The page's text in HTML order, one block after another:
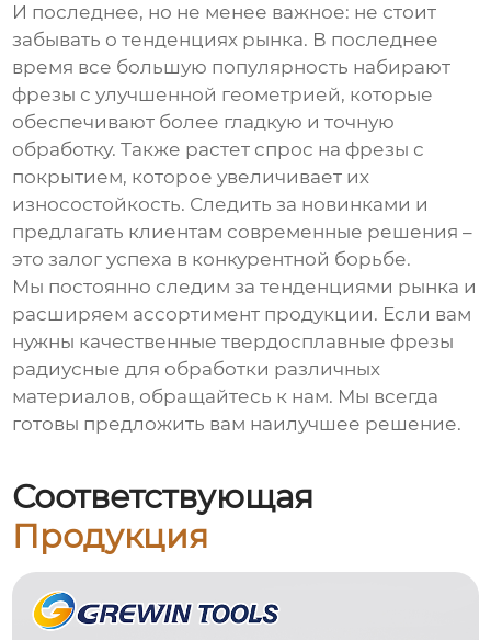
И последнее, но не менее важное: не стоит
забывать о тенденциях рынка. В последнее
время все большую популярность набирают
фрезы с улучшенной геометрией, которые
обеспечивают более гладкую и точную
обработку. Также растет спрос на фрезы с
покрытием, которое увеличивает их
износостойкость. Следить за новинками и
предлагать клиентам современные решения –
это залог успеха в конкурентной борьбе.
Мы постоянно следим за тенденциями рынка и
расширяем ассортимент продукции. Если вам
нужны качественныетвердосплавные фрезы
радиусные для обработки различных
материалов, обращайтесь к нам. Мы всегда
готовы предложить вам наилучшее решение.
Соответствующая
Продукция